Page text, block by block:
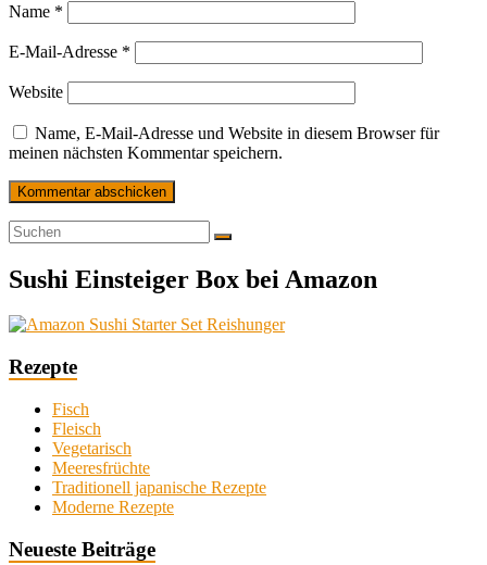
Name *
E-Mail-Adresse *
Website
Name, E-Mail-Adresse und Website in diesem Browser für
meinen nächsten Kommentar speichern.
Sushi Einsteiger Box bei Amazon
Rezepte
Fisch
Fleisch
Vegetarisch
Meeresfrüchte
Traditionell japanische Rezepte
Moderne Rezepte
Neueste Beiträge